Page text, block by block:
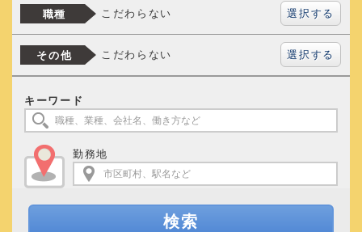
職種 こだわらない 選択する
その他 こだわらない 選択する
キーワード
勤務地
検索